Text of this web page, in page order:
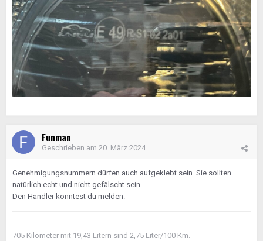
Funman
Geschrieben am 20. März 2024
Genehmigungsnummern dürfen auch aufgeklebt sein. Sie sollten
natürlich echt und nicht gefälscht sein.
Den Händler könntest du melden.
705 Kilometer mit 19,43 Litern sind 2,75 Liter/100 Km.